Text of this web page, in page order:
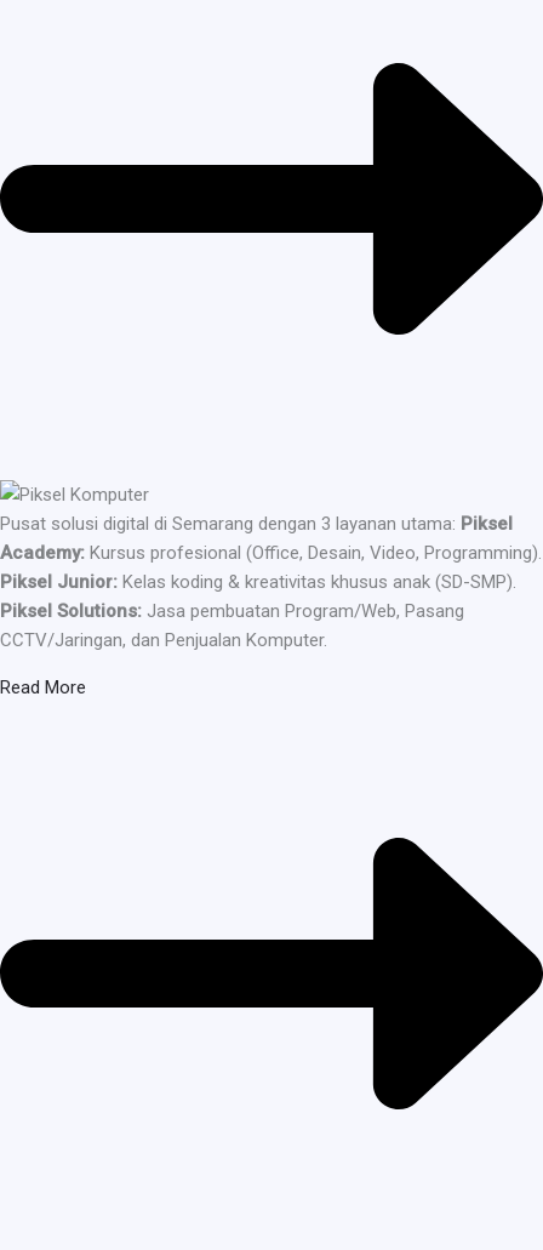
Pusat solusi digital di Semarang dengan 3 layanan utama: Piksel
Academy: Kursus profesional (Office, Desain, Video, Programming).
Piksel Junior: Kelas koding & kreativitas khusus anak (SD-SMP).
Piksel Solutions: Jasa pembuatan Program/Web, Pasang
CCTV/Jaringan, dan Penjualan Komputer.
Read More